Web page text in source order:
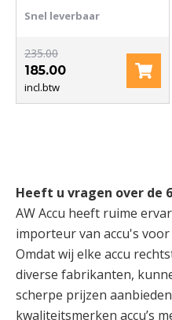
Snel leverbaar
235.00
185.00
incl.btw
Heeft u vragen over de
AW Accu heeft ruime
importeur van accu's
Omdat wij elke accu
diverse fabrikanten,
scherpe prijzen
kwaliteitsmerken accu’s